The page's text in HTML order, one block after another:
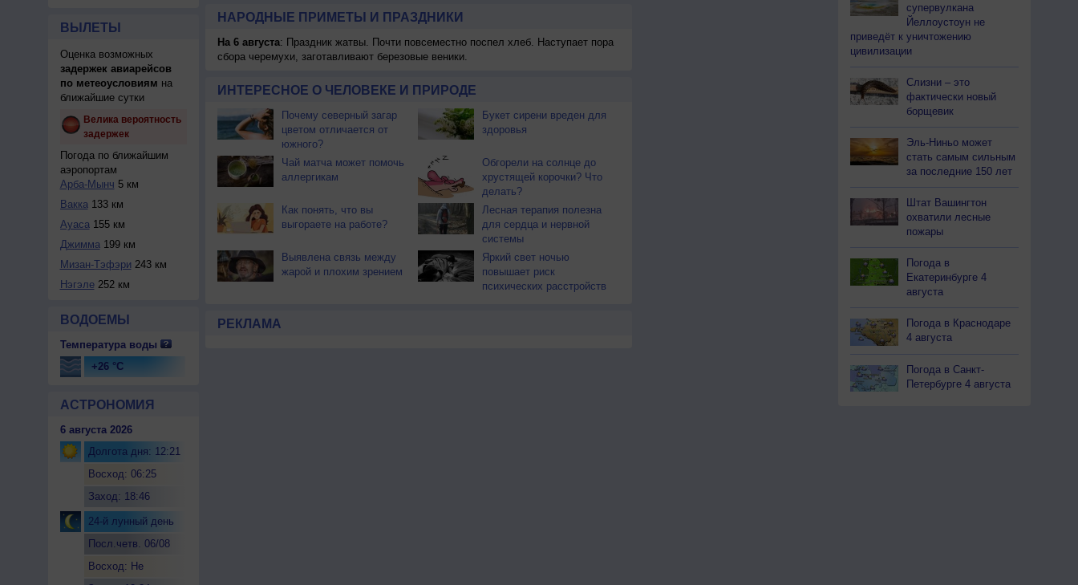
ВЫЛЕТЫ
Оценка возможных
задержек авиарейсов
по метеоусловиям на
ближайшие сутки
Велика вероятность
задержек
Погода по ближайшим
аэропортам
Арба-Мынч 5 км
Вакка133 км
Ауаса155 км
Джимма199 км
Мизан-Тэфэри 243 км
Нэгэле252 км
ВОДОЕМЫ
Температура воды
+26 °C
АСТРОНОМИЯ
6 августа 2026
Долгота дня: 12:21
Восход: 06:25
Заход: 18:46
24-й лунный день
Посл.четв. 06/08
Восход: Не
НАРОДНЫЕ ПРИМЕТЫ И ПРАЗДНИКИ
На 6 августа: Праздник жатвы. Почти повсеместно поспел хлеб. Наступает пора
сбора черемухи, заготавливают березовые веники.
ИНТЕРЕСНОЕ О ЧЕЛОВЕКЕ И ПРИРОДЕ
Почему северный загар
цветом отличается от
южного?
Букет сирени вреден для
здоровья
Чай матча может помочь
аллергикам
Обгорели на солнце до
хрустящей корочки? Что
делать?
Как понять, что вы
выгораете на работе?
Лесная терапия полезна
для сердца и нервной
системы
Выявлена связь между
жарой и плохим зрением
Яркий свет ночью
повышает риск
психических расстройств
РЕКЛАМА
супервулкана
Йеллоустоун не
приведёт к уничтожению
цивилизации
Слизни – это
фактически новый
борщевик
Эль-Ниньо может
стать самым сильным
за последние 150 лет
Штат Вашингтон
охватили лесные
пожары
Погода в
Екатеринбурге 4
августа
Погода в Краснодаре
4 августа
Погода в Санкт-
Петербурге 4 августа